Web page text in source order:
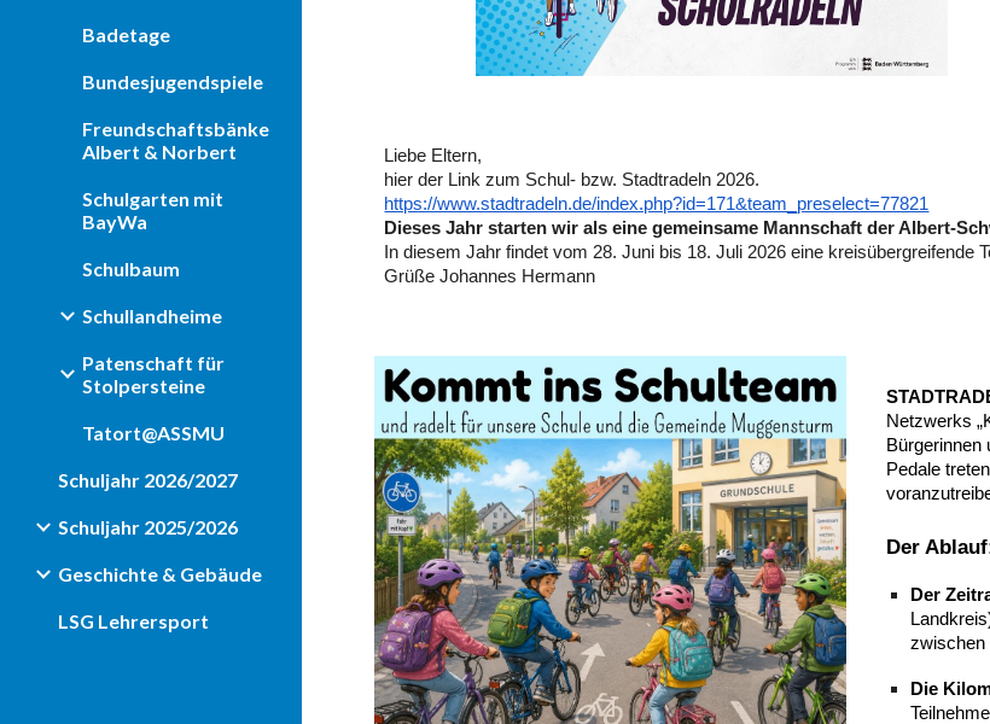
Badetage
Bundesjugendspiele
Freundschaftsbänke
Albert & Norbert
Schulgarten mit
BayWa
Schulbaum
Schullandheime
Patenschaft für
Stolpersteine
Tatort@ASSMU
Schuljahr 2026/2027
Schuljahr 2025/2026
Geschichte & Gebäude
LSG Lehrersport
Liebe Eltern,
hier der Link zum Schul- bzw. Stadtradeln 2026.
https://www.stadtradeln.de/index.php?id=171&team_preselect=77821
Dieses Jahr starten wir als eine gemeinsame Mannschaft der Albert-
In diesem Jahr findet vom 28. Juni bis 18. Juli 2026 eine kreisübergreifende
Grüße Johannes Hermann
Netzwerks
Bürgerinnen
Pedale
Der
Der
zwischen
Die